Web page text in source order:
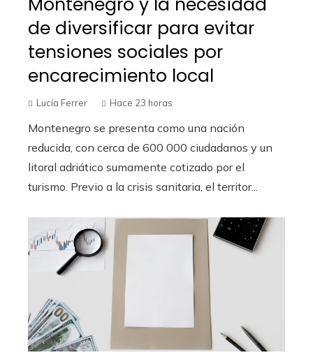
de diversificar para evitar
tensiones sociales por
encarecimiento local
Lucía Ferrer Hace 23 horas
Montenegro se presenta como una nación
reducida, con cerca de 600 000 ciudadanos y un
litoral adriático sumamente cotizado por el
turismo. Previo a la crisis sanitaria, el territor...